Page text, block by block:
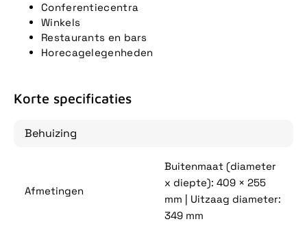
Conferentiecentra
Winkels
Restaurants en bars
Horecagelegenheden
Korte specificaties
Behuizing
Afmetingen
Buitenmaat (diameter
x diepte): 409 × 255
mm | Uitzaag diameter:
349 mm